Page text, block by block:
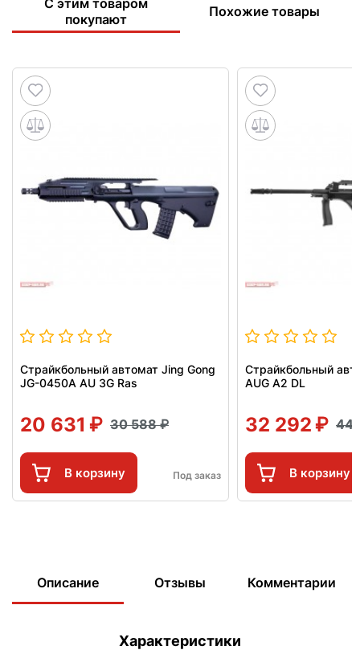
С этим товаром
покупают
Похожие товары
Страйкбольный автомат Jing Gong
JG-0450A AU 3G Ras
20 631 30 588
В корзину Под заказ
Страйкбольный
AUG A2 DL
32 292 44
В корзину
Описание Отзывы Комментарии
Характеристики